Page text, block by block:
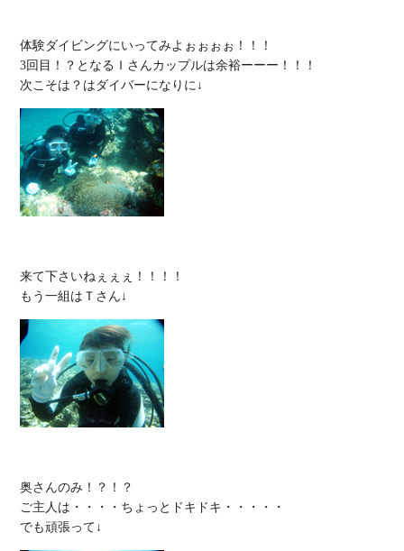
体験ダイビングにいってみよぉぉぉぉ！！！
3回目！？となるＩさんカップルは余裕ーーー！！！
来て下さいねぇぇぇ！！！！
奥さんのみ！？！？
ご主人は・・・・ちょっとドキドキ・・・・・